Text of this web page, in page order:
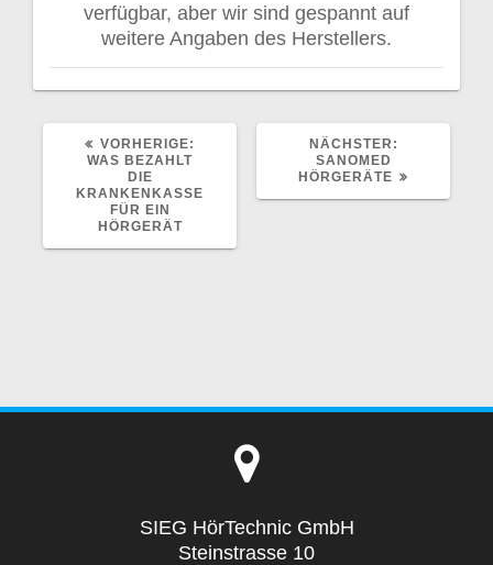
verfügbar, aber wir sind gespannt auf
weitere Angaben des Herstellers.
VORHERIGE:
WAS BEZAHLT
DIE
KRANKENKASSE
FÜR EIN
HÖRGERÄT
NÄCHSTER:
SANOMED
HÖRGERÄTE
SIEG HörTechnic GmbH
Steinstrasse 10